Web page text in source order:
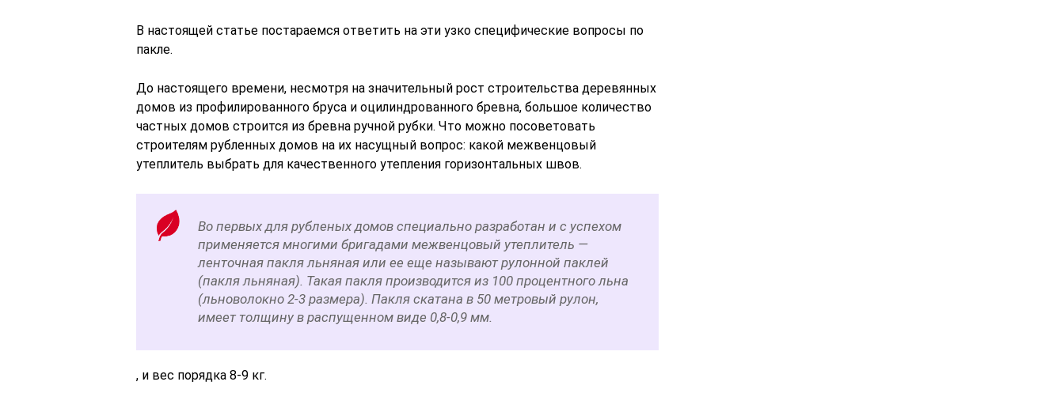
В настоящей статье постараемся ответить на эти узко специфические вопросы по
пакле.
До настоящего времени, несмотря на значительный рост строительства деревянных
домов из профилированного бруса и оцилиндрованного бревна, большое количество
частных домов строится из бревна ручной рубки. Что можно посоветовать
строителям рубленных домов на их насущный вопрос: какой межвенцовый
утеплитель выбрать для качественного утепления горизонтальных швов.
Во первых для рубленых домов специально разработан и с успехом
применяется многими бригадами межвенцовый утеплитель —
ленточная пакля льняная или ее еще называют рулонной паклей
(пакля льняная). Такая пакля производится из 100 процентного льна
(льноволокно 2-3 размера). Пакля скатана в 50 метровый рулон,
имеет толщину в распущенном виде 0,8-0,9 мм.
, и вес порядка 8-9 кг.